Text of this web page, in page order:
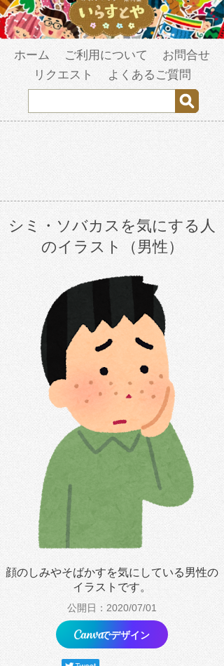
ホーム ご利用について
お問合せ
リクエスト
よくあるご質問
シミ・ソバカスを気にする人
のイラスト（男性）
顔のしみやそばかすを気にしている男性の
イラストです。
公開日：2020/07/01
でデザイン